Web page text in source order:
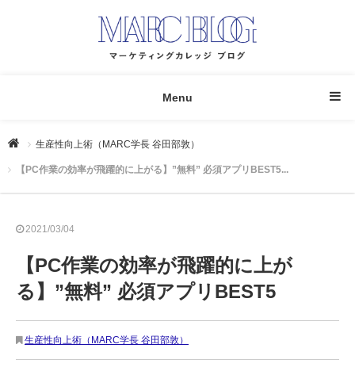
Menu
生産性向上術（MARC学長 谷田部敦）
【PC作業の効率が飛躍的に上がる】”無料” 必須アプリBEST5...
2021/03/04
【PC作業の効率が飛躍的に上が
る】”無料” 必須アプリBEST5
生産性向上術（MARC学長 谷田部敦）